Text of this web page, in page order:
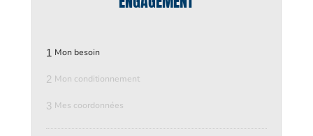
1 Mon besoin
2 Mon conditionnement
3 Mes coordonnées